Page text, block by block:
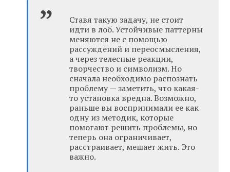
Ставя такую задачу, не стоит
идти в лоб. Устойчивые паттерны
меняются не с помощью
рассуждений и переосмысления,
а через телесные реакции,
творчество и символизм. Но
сначала необходимо распознать
проблему — заметить, что какая-
то установка вредна. Возможно,
раньше вы воспринимали ее как
одну из методик, которые
помогают решить проблемы, но
теперь она ограничивает,
расстраивает, мешает жить. Это
важно.